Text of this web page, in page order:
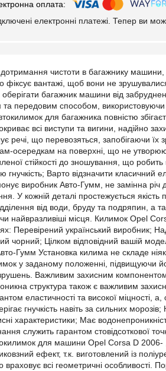
електронні платежі. Тепер ви
чистоти в багажнику
вантажі, щоб вони не
багажник машини від
та передовим способом,
для багажника повністю
всі виступи та вигини, надійно
речі, що перевозяться, запобігаючи
осередкам на поверхні, що не
стійкості до зношування, що
Варто відзначити класичний
виробник Авто-Гумм, не замінна річ
У кожній деталі простежується
від води, бруду та подряпин, а
місця. Килимок Opel
Перевірений український виробник;
Цілком відповідний вашій
Гумм Установка килима не складе
у заданому положенні, підвищуючи
Важливим захисним
структура також є важливим
еластичності та високої міцності,
гнучкість навіть за сильних морозів;
характеристики; Має
служить гарантом стовідсоткової
для машини Opel Corsa D
ефект, т.к. виготовлений із
всі геометричні особливості.